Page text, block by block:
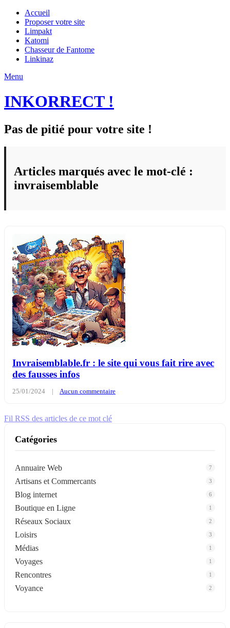
Accueil
Proposer votre site
Limpakt
Katomi
Chasseur de Fantome
Linkinaz
Menu
INKORRECT !
Pas de pitié pour votre site !
Articles marqués avec le mot-clé :
invraisemblable
Invraisemblable.fr : le site qui vous fait rire avec
des fausses infos
25/01/2024 Aucun commentaire
Fil RSS des articles de ce mot clé
Catégories
Annuaire Web 7
Artisans et Commercants 3
Blog internet 6
Boutique en Ligne 1
Réseaux Sociaux 2
Loisirs 3
Médias 1
Voyages 1
Rencontres 1
Voyance 2